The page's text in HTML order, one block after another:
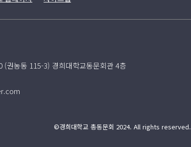
(권농동 115-3) 경희대학교동문회관 4층
©경희대학교 총동문회 2024. All rights reserved.